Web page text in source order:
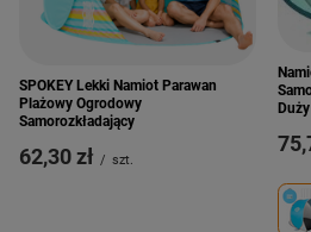
SPOKEY Lekki Namiot Parawan
Plażowy Ogrodowy
Samorozkładający
62,30 zł / szt.